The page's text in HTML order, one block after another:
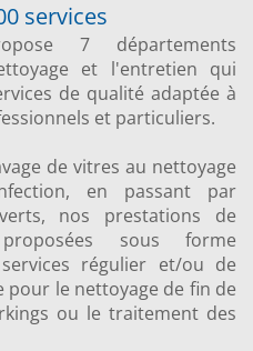
services
7 départements
et l'entretien qui
de qualité adaptée à
et particuliers.
de vitres au nettoyage
en passant par
nos prestations de
sous forme
régulier et/ou de
le nettoyage de fin de
ou le traitement des